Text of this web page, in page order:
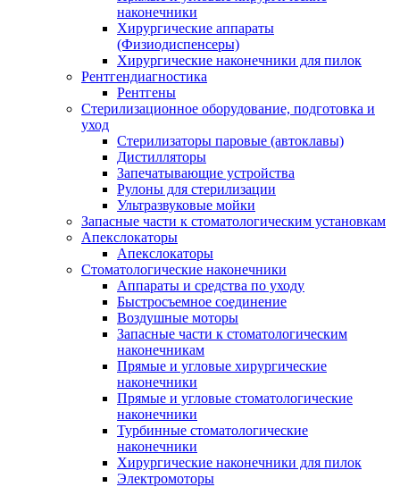
наконечники
Хирургические аппараты
(Физиодиспенсеры)
Хирургические наконечники для пилок
Рентгендиагностика
Рентгены
Стерилизационное оборудование, подготовка и
уход
Стерилизаторы паровые (автоклавы)
Дистилляторы
Запечатывающие устройства
Рулоны для стерилизации
Ультразвуковые мойки
Запасные части к стоматологическим установкам
Апекслокаторы
Апекслокаторы
Стоматологические наконечники
Аппараты и средства по уходу
Быстросъемное соединение
Воздушные моторы
Запасные части к стоматологическим
наконечникам
Прямые и угловые хирургические
наконечники
Прямые и угловые стоматологические
наконечники
Турбинные стоматологические
наконечники
Хирургические наконечники для пилок
Электромоторы